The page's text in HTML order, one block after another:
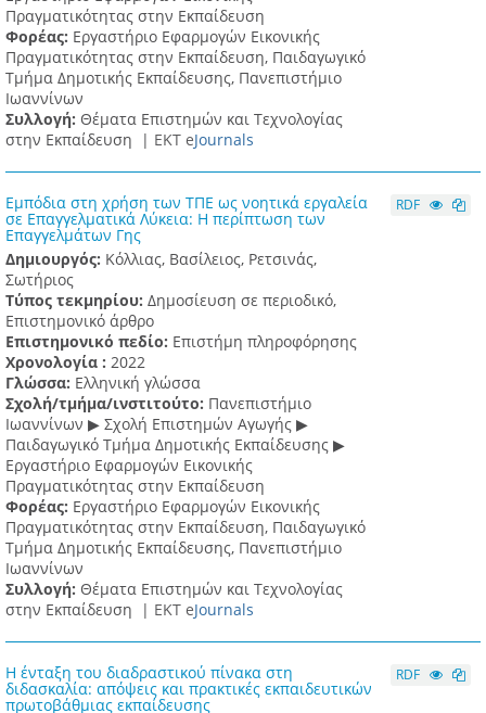
Πραγματικότητας στην Εκπαίδευση
Φορέας: Εργαστήριο Εφαρμογών Εικονικής
Πραγματικότητας στην Εκπαίδευση, Παιδαγωγικό
Τμήμα Δημοτικής Εκπαίδευσης, Πανεπιστήμιο
Ιωαννίνων
Συλλογή: Θέματα Επιστημών και Τεχνολογίας
στην Εκπαίδευση | ΕΚΤ eJournals
Εμπόδια στη χρήση των ΤΠΕ ως νοητικά εργαλεία
σε Επαγγελματικά Λύκεια: Η περίπτωση των
Επαγγελμάτων Γης
Δημιουργός: Κόλλιας, Βασίλειος, Ρετσινάς,
Σωτήριος
Τύπος τεκμηρίου: Δημοσίευση σε περιοδικό,
Επιστημονικό άρθρο
Επιστημονικό πεδίο: Επιστήμη πληροφόρησης
Χρονολογία : 2022
Γλώσσα: Ελληνική γλώσσα
Σχολή/τμήμα/ινστιτούτο: Πανεπιστήμιο
Ιωαννίνων ▶ Σχολή Επιστημών Αγωγής ▶
Παιδαγωγικό Τμήμα Δημοτικής Εκπαίδευσης ▶
Eργαστήριο Εφαρμογών Eικονικής
Πραγματικότητας στην Εκπαίδευση
Φορέας: Εργαστήριο Εφαρμογών Εικονικής
Πραγματικότητας στην Εκπαίδευση, Παιδαγωγικό
Τμήμα Δημοτικής Εκπαίδευσης, Πανεπιστήμιο
Ιωαννίνων
Συλλογή: Θέματα Επιστημών και Τεχνολογίας
στην Εκπαίδευση | ΕΚΤ eJournals
RDF
Η ένταξη του διαδραστικού πίνακα στη
διδασκαλία: απόψεις και πρακτικές εκπαιδευτικών
πρωτοβάθμιας εκπαίδευσης
RDF